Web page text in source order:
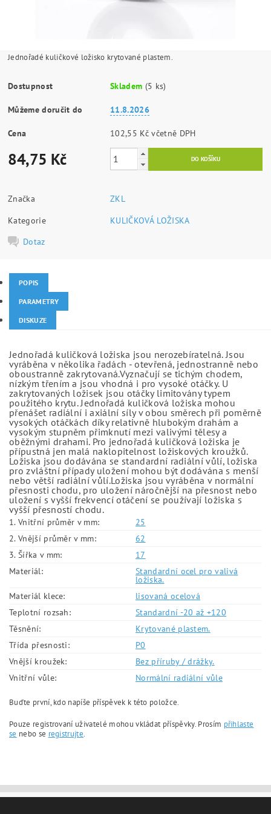
Jednořadé kuličkové ložisko krytované plastem.
Dostupnost Skladem (5 ks)
Můžeme doručit do 11.8.2026
Cena 102,55 Kč včetně DPH
84,75 Kč
Značka
ZKL
Kategorie
KULIČKOVÁ LOŽISKA
Dotaz
POPIS
PARAMETRY
DISKUZE
Jednořadá kuličková ložiska jsou nerozebíratelná. Jsou
vyráběna v několika řadách - otevřená, jednostranně nebo
oboustranně zakrytovaná.Vyznačují se tichým chodem,
nízkým třením a jsou vhodná i pro vysoké otáčky. U
zakrytovaných ložisek jsou otáčky limitovány typem
použitého krytu. Jednořadá kuličková ložiska mohou
přenášet radiální i axiální síly v obou směrech při poměrně
vysokých otáčkách díky relativně hlubokým drahám a
vysokým stupněm přimknutí mezi valivými tělesy a
oběžnými drahami. Pro jednořadá kuličková ložiska je
přípustná jen malá naklopitelnost ložiskových kroužků.
Ložiska jsou dodávána se standardní radiální vůlí, ložiska
pro zvláštní případy uložení mohou být dodávána s menší
nebo větší radiální vůlí.Ložiska jsou vyráběna v normální
přesnosti chodu, pro uložení náročnější na přesnost nebo
uložení s vyšší frekvencí otáčení se používají ložiska s
vyšší přesností chodu.
1. Vnitřní průměr v mm:
25
2. Vnější průměr v mm:
62
3. Šířka v mm:
17
Materiál:
Standardní ocel pro valivá
ložiska.
Materiál klece:
lisovaná ocelová
Teplotní rozsah:
Standardní -20 až +120
Těsnění:
Krytované plastem.
Třída přesnosti:
P0
Vnější kroužek:
Bez příruby / drážky.
Vnitřní vůle:
Normální radiální vůle
Buďte první, kdo napíše příspěvek k této položce.
Pouze registrovaní uživatelé mohou vkládat příspěvky. Prosím přihlaste
se nebo se registrujte.